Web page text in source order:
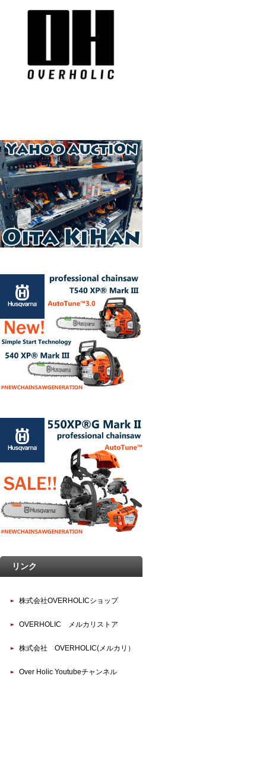
リンク
株式会社OVERHOLICショップ
OVERHOLIC メルカリストア
株式会社 OVERHOLIC(メルカリ）
Over Holic Youtubeチャンネル